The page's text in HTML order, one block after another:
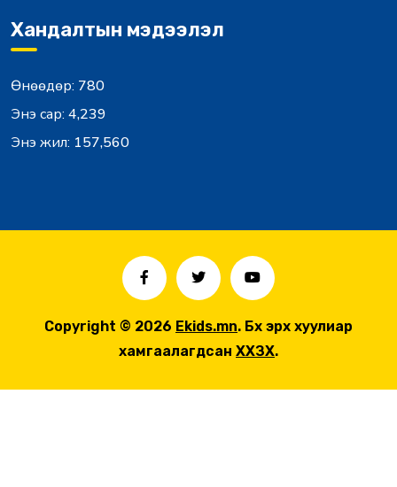
Хандалтын мэдээлэл
Өнөөдөр: 780
Энэ сар: 4,239
Энэ жил: 157,560
Copyright © 2026 Ekids.mn. Бүх эрх хуулиар
хамгаалагдсан ХХЗХ.